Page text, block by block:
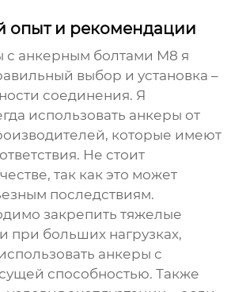
опыт и рекомендации
с анкерным болтами М8 я
выбор и установка –
соединения. Я
использовать анкеры от
которые имеют
Не стоит
так как это может
последствиям.
закрепить тяжелые
при больших нагрузках,
анкеры с
способностью. Также